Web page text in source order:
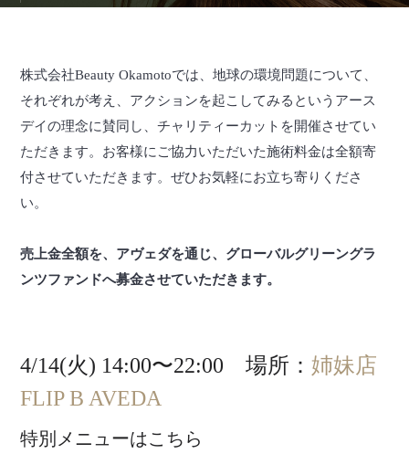
株式会社Beauty Okamotoでは、地球の環境問題について、
それぞれが考え、アクションを起こしてみるというアース
デイの理念に賛同し、チャリティーカットを開催させてい
ただきます。お客様にご協力いただいた施術料金は全額寄
付させていただきます。ぜひお気軽にお立ち寄りくださ
い。
売上金全額を、アヴェダを通じ、グローバルグリーングラ
ンツファンドへ募金させていただきます。
4/14(火) 14:00〜22:00 場所： 姉妹店
FLIP B AVEDA
特別メニューはこちら